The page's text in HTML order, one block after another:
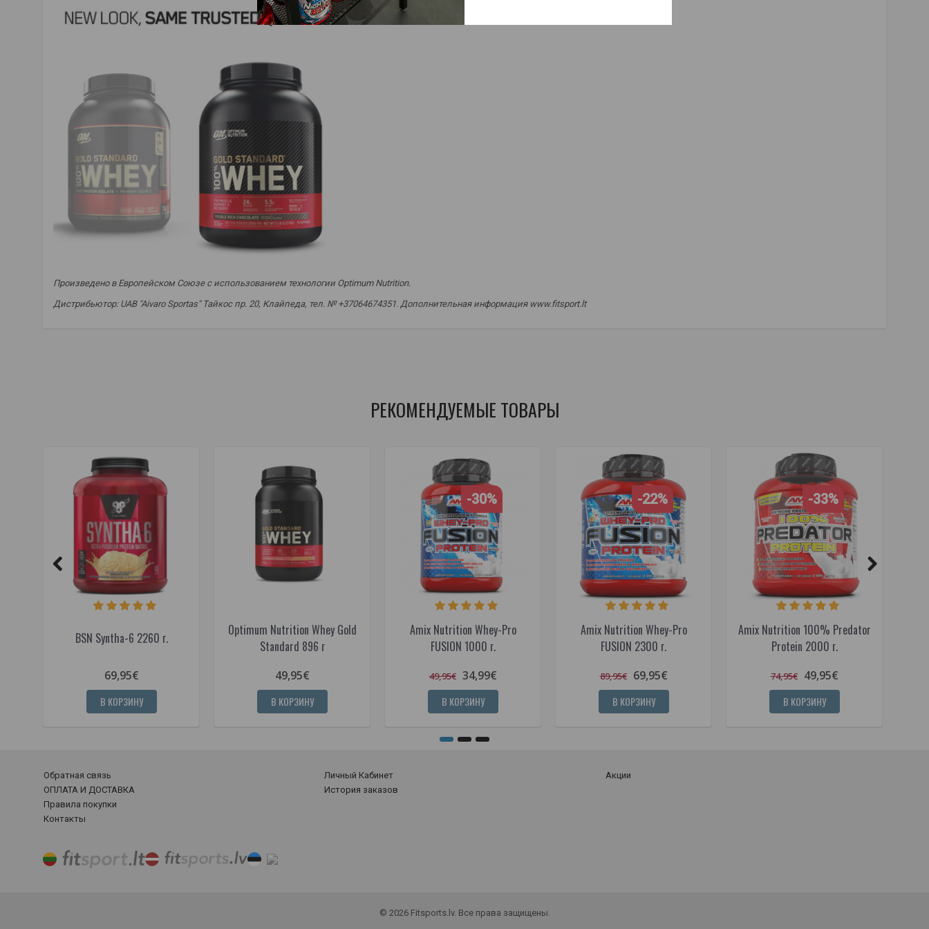
Произведено в Европейском Союзе с использованием технологии Optimum Nutrition.
Дистрибьютор: UAB "Aivaro Sportas" Тайкос пр. 20, Клайпеда, тел. № +37064674351. Дополнительная информация www.fitsport.lt​
РЕКОМЕНДУЕМЫЕ ТОВАРЫ
BSN Syntha-6 2260 г.
69,95€
В КОРЗИНУ
Optimum Nutrition Whey Gold
Standard 896 г
49,95€
В КОРЗИНУ
-30%
Amix Nutrition Whey-Pro
FUSION 1000 г.
49,95€ 34,99€
В КОРЗИНУ
-22%
Amix Nutrition Whey-Pro
FUSION 2300 г.
89,95€ 69,95€
В КОРЗИНУ
-33%
Amix Nutrition 100% Predator
Protein 2000 г.
74,95€ 49,95€
В КОРЗИНУ
Обратная связь
ОПЛАТА И ДОСТАВКА
Правила покупки
Контакты
Личный Кабинет
История заказов
Акции
© 2026 Fitsports.lv. Все права защищены.